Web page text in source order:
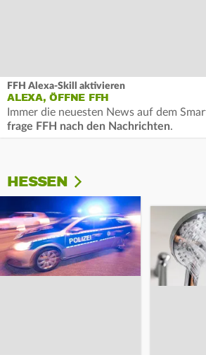
FFH Alexa-Skill aktivieren
ALEXA, ÖFFNE FFH
Immer die neuesten News auf dem
frage FFH nach den Nachrichten.
HESSEN